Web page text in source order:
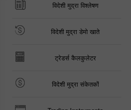
6 अगस्त के लिए GBP/USD
ट्रेडिंग सिफारिशें और ट्रेड
विदेशी मुद्रा विश्लेषण
विदेशी मुद्रा डेमो खाते
ट्रेडर्स कैलकुलेटर
विदेशी मुद्रा संकेतकों